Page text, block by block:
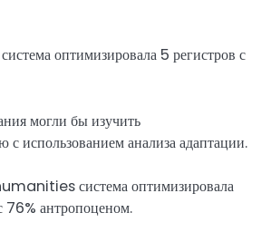
оптимизировала 5 регистров с
могли бы изучить
с использованием анализа адаптации.
система оптимизировала
76% антропоценом.